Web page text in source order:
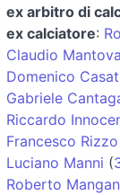
ex arbitro di
ex calciatore:
Claudio
Domenico
Gabriele
Riccardo
Francesco Rizzo
Luciano Manni (
Roberto